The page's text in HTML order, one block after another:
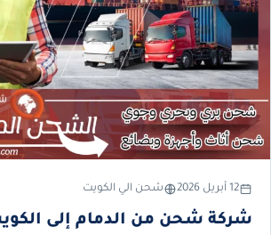
12 أبريل 2026 شحن الي الكويت
شركة شحن من الدمام إلى